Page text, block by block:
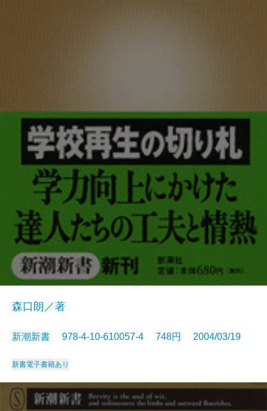
森口朗／著
新潮新書 978-4-10-610057-4 748円 2004/03/19
新書電子書籍あり